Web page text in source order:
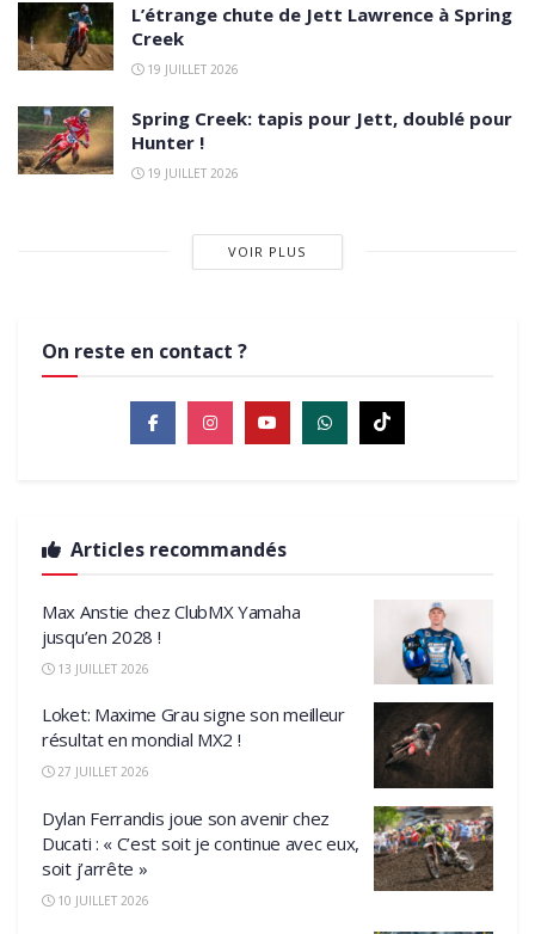
L’étrange chute de Jett Lawrence à Spring
Creek
19 JUILLET 2026
Spring Creek: tapis pour Jett, doublé pour
Hunter !
19 JUILLET 2026
VOIR PLUS
On reste en contact ?
Articles recommandés
Max Anstie chez ClubMX Yamaha
jusqu’en 2028 !
13 JUILLET 2026
Loket: Maxime Grau signe son meilleur
résultat en mondial MX2 !
27 JUILLET 2026
Dylan Ferrandis joue son avenir chez
Ducati : « C’est soit je continue avec eux,
soit j’arrête »
10 JUILLET 2026